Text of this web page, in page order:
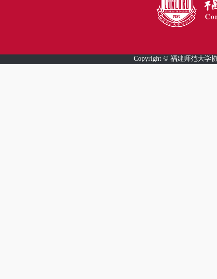
Copyright © 福建师范大学